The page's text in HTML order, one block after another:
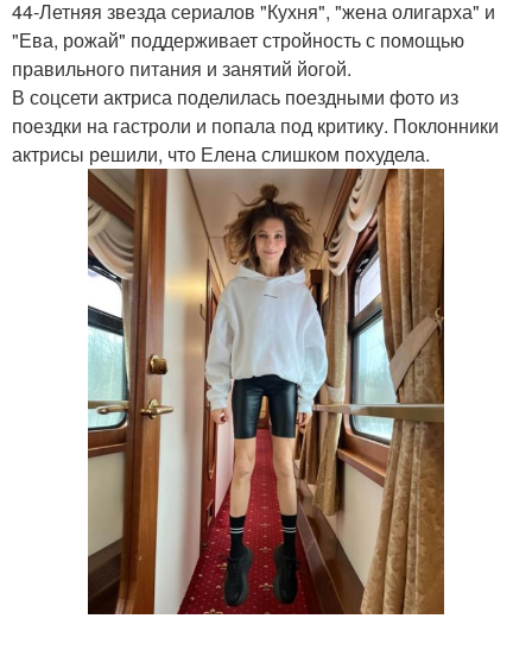
44-Летняя звезда сериалов "Кухня", "жена олигарха" и
"Ева, рожай" поддерживает стройность с помощью
правильного питания и занятий йогой.
В соцсети актриса поделилась поездными фото из
поездки на гастроли и попала под критику. Поклонники
актрисы решили, что Елена слишком похудела.